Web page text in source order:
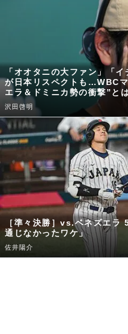
「オオタニの大ファン」「
が日本リスペクトも…WBC
エラ＆ドミニカ勢の衝撃”と
沢田啓明
［準々決勝］vs.ベネズエ
通じなかったワケ」
佐井陽介